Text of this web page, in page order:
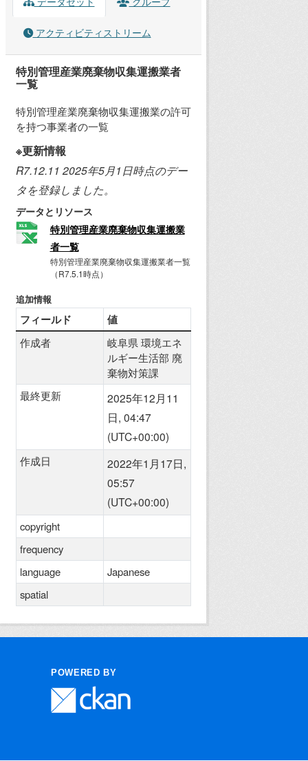
アクティビティストリーム
特別管理産業廃棄物収集運搬業者
一覧
特別管理産業廃棄物収集運搬業の許可
を持つ事業者の一覧
※更新情報
R7.12.11 2025年5月1日時点のデー
タを登録しました。
データとリソース
特別管理産業廃棄物収集運搬業
者一覧
特別管理産業廃棄物収集運搬業者一覧
（R7.5.1時点）
追加情報
フィールド 値
作成者
岐阜県 環境エネ
ルギー生活部 廃
棄物対策課
最終更新
2025年12月11
日, 04:47
(UTC+00:00)
作成日
2022年1月17日,
05:57
(UTC+00:00)
copyright
frequency
language
Japanese
spatial
POWERED BY